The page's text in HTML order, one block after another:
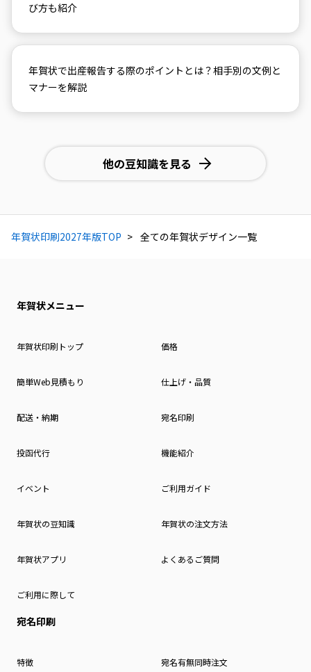
び方も紹介
年賀状で出産報告する際のポイントとは？相手別の文例と
マナーを解説
他の豆知識を見る
年賀状印刷2027年版TOP 全ての年賀状デザイン一覧
年賀状メニュー
年賀状印刷トップ 価格
簡単Web見積もり 仕上げ・品質
配送・納期 宛名印刷
投函代行 機能紹介
イベント ご利用ガイド
年賀状の豆知識 年賀状の注文方法
年賀状アプリ よくあるご質問
ご利用に際して
宛名印刷
特徴 宛名有無同時注文